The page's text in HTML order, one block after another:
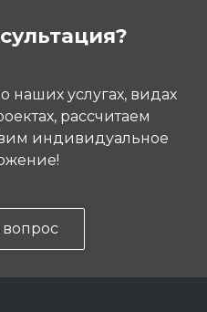
наших услугах, видах
рассчитаем
индивидуальное
вопрос